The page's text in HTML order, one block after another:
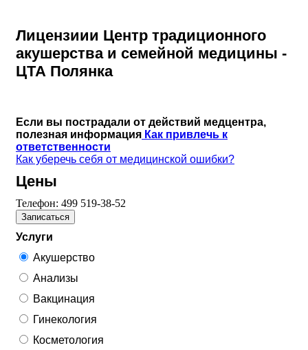
Лицензиии Центр традиционного
акушерства и семейной медицины -
ЦТА Полянка
Если вы пострадали от действий медцентра,
полезная информация Как привлечь к
ответственности
Как уберечь себя от медицинской ошибки?
Цены
Телефон: 499 519-38-52
Записаться
Услуги
Акушерство
Анализы
Вакцинация
Гинекология
Косметология